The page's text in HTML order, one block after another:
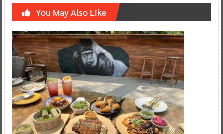
You May Also Like